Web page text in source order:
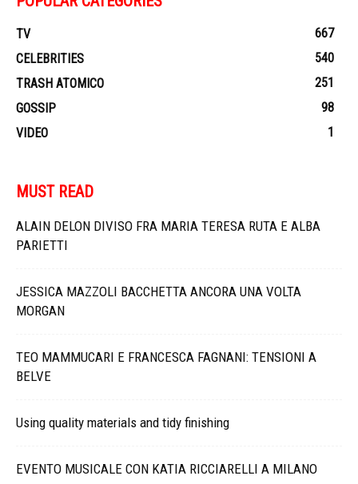
TV
667
CELEBRITIES
540
TRASH ATOMICO
251
GOSSIP
98
VIDEO
1
MUST READ
ALAIN DELON DIVISO FRA MARIA TERESA RUTA E ALBA
PARIETTI
JESSICA MAZZOLI BACCHETTA ANCORA UNA VOLTA
MORGAN
TEO MAMMUCARI E FRANCESCA FAGNANI: TENSIONI A
BELVE
Using quality materials and tidy finishing
EVENTO MUSICALE CON KATIA RICCIARELLI A MILANO